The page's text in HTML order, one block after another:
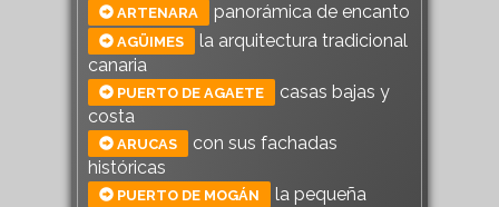
ARTENARA panorámica de encanto
AGÜIMES
la arquitectura tradicional
canaria
PUERTO DE AGAETE
casas bajas y
costa
ARUCAS
con sus fachadas
históricas
PUERTO DE MOGÁN
la pequeña